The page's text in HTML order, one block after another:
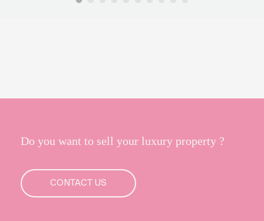
Do you want to sell your luxury property ?
CONTACT US